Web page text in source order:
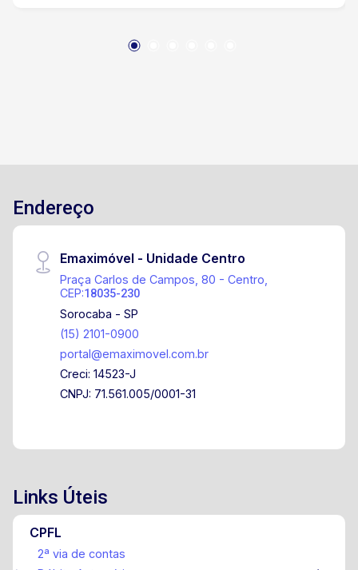
principais vias da cidade Próxima a uma ampla
Endereço
Emaximóvel - Unidade Centro
Praça Carlos de Campos, 80 - Centro,
CEP:18035-230
Sorocaba - SP
(15) 2101-0900
portal@emaximovel.com.br
Creci: 14523-J
CNPJ: 71.561.005/0001-31
Links Úteis
CPFL
2ª via de contas